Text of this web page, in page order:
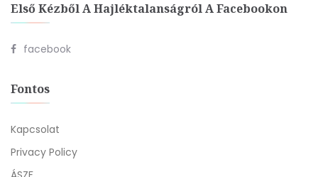
Első Kézből A Hajléktalanságról A Facebookon
facebook
Fontos
Kapcsolat
Privacy Policy